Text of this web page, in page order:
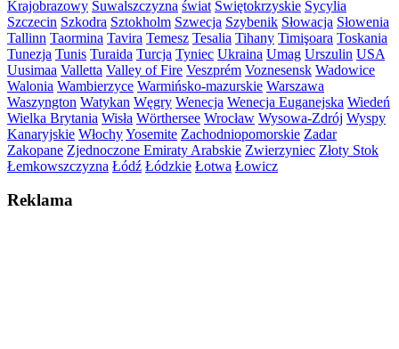
Krajobrazowy Suwalszczyzna świat Świętokrzyskie Sycylia
Szczecin Szkodra Sztokholm Szwecja Szybenik Słowacja Słowenia
Tallinn Taormina Tavira Temesz Tesalia Tihany Timişoara Toskania
Tunezja Tunis Turaida Turcja Tyniec Ukraina Umag Urszulin USA
Uusimaa Valletta Valley of Fire Veszprém Voznesensk Wadowice
Walonia Wambierzyce Warmińsko-mazurskie Warszawa
Waszyngton Watykan Węgry Wenecja Wenecja Euganejska Wiedeń
Wielka Brytania Wisła Wörthersee Wrocław Wysowa-Zdrój Wyspy
Kanaryjskie WłochyYosemite Zachodniopomorskie Zadar
Zakopane Zjednoczone Emiraty Arabskie Zwierzyniec Złoty Stok
Łemkowszczyzna Łódź Łódzkie Łotwa Łowicz
Reklama